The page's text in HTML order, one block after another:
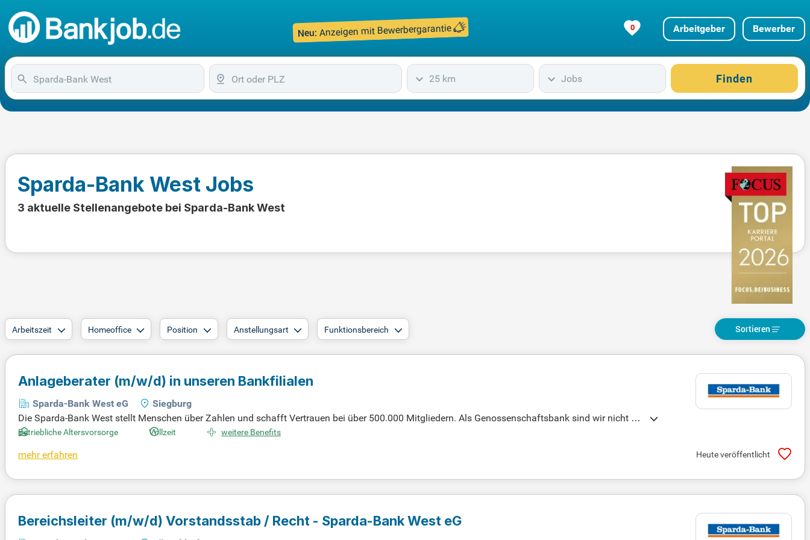
Neu: Anzeigen mit Bewerbergarantie 0 Arbeitgeber Bewerber
25 km Jobs Finden
Sparda-Bank West Jobs
3 aktuelle Stellenangebote bei Sparda-Bank West
Arbeitszeit Homeoffice Position Anstellungsart Funktionsbereich Sortieren
Anlageberater (m/w/d) in unseren Bankfilialen
Sparda-Bank West eG
Siegburg
Die Sparda-Bank West stellt Menschen über Zahlen und schafft Vertrauen bei über 500.000 Mitgliedern. Als Genossenschaftsbank sind wir nicht nu
r Dienstleister, sondern Miteigentümer, was uns fair und unabhängig macht. Unsere Mitglieder profitieren von einer verlässlichen Beratung, die auf Z
parenz sind die Säulen unserer Geschäftspolitik, die wir tagtäglich leben. Entdecken Sie die Vorteile einer Bank, die Ihre Interessen im Blick hat und I
Betriebliche Altersvorsorge Vollzeit weitere Benefits
mehr erfahren Heute veröffentlicht
Bereichsleiter (m/w/d) Vorstandsstab / Recht - Sparda-Bank West eG